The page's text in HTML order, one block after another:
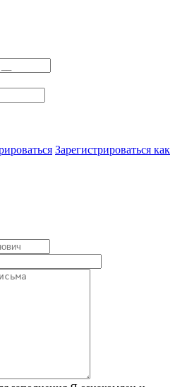
Зарегистрироваться как